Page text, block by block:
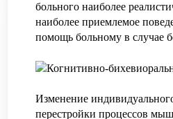
больного наиболее
наиболее приемлемое
помощь больному в случае
Изменение
перестройки процессов